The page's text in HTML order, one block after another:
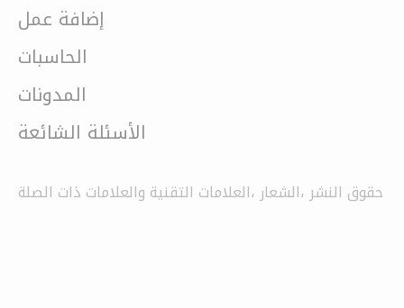
إضافة عمل
الحاسبات
المدونات
الأسئلة الشائعة
حقوق النشر ،الشعار ،العلامات التقنية والعلامات ذات الصلة